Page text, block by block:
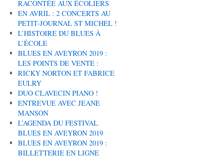
RACONTÉE AUX ÉCOLIERS
EN AVRIL : 2 CONCERTS AU
PETIT-JOURNAL ST MICHEL !
L’HISTOIRE DU BLUES À
L’ÉCOLE
BLUES EN AVEYRON 2019 :
LES POINTS DE VENTE :
RICKY NORTON ET FABRICE
EULRY
DUO CLAVECIN PIANO !
ENTREVUE AVEC JEANE
MANSON
L’AGENDA DU FESTIVAL
BLUES EN AVEYRON 2019
BLUES EN AVEYRON 2019 :
BILLETTERIE EN LIGNE